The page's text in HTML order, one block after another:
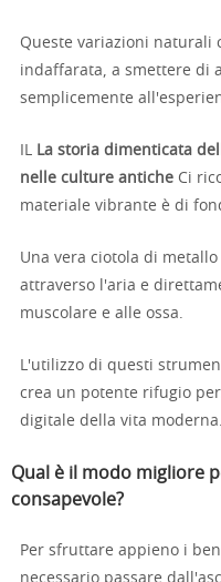
Queste variazioni naturali
indaffarata, a smettere di
semplicemente
La storia dimenticata
nelle culture antiche Ci
materiale vibrante è di
Una vera ciotola di
attraverso l'aria e
muscolare e alle ossa.
L'utilizzo di questi
crea un potente rifugio
digitale della vita moderna.
Qual è il modo migliore
consapevole?
Per sfruttare appieno i
necessario passare